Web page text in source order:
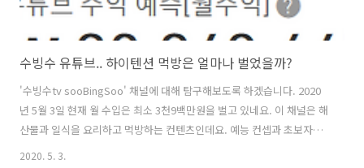
수빙수 유튜브.. 하이텐션 먹방은 얼마나 벌었을까?
'수빙수tv sooBingSoo' 채널에 대해 탐구해보도록 하겠습니다. 2020
년 5월 3일 현재 월 수입은 최소 3천9백만원을 벌고 있네요. 이 채널은 해
산물과 일식을 요리하고 먹방하는 컨텐츠인데요. 예능 컨셉과 초보자의
눈높이에 맞춘 설명으로 컨텐츠를 진행하고 있기 때문에 회 뜨기와 요리
2020. 5. 3.